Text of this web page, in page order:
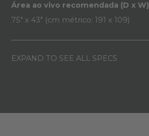
Área ao vivo recomendada (D x W)
75" x 43" (cm métrico: 191 x 109)
EXPAND TO SEE ALL SPECS